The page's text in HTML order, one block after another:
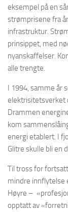
eksempel på en
strømprisene fra
infrastruktur.
prinsippet, med
nyanskaffelser.
alle trengte.
I 1994, samme år
elektrisitetsverket
Drammen
kom
energi etablert. I
Glitre skulle bli en
Til tross for
mindre innflytelse
Høyre –
opptatt av